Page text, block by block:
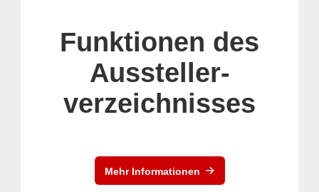
Funktionen des
Aussteller-
verzeichnisses
Mehr Informationen